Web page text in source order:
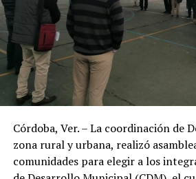
Córdoba, Ver. – La coordinación de
zona rural y urbana, realizó
comunidades para elegir a los